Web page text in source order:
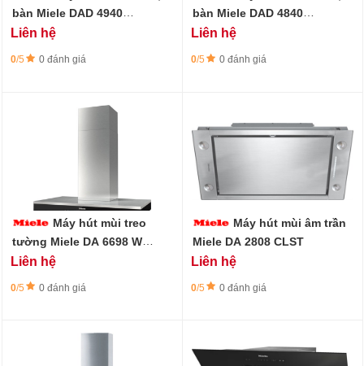
bàn Miele DAD 4940
Levantar Black
Liên hệ
0/5 0 đánh giá
bàn Miele DAD 4840
Levantar Black
Liên hệ
0/5 0 đánh giá
Máy hút mùi treo
tường Miele DA 6698 W
Puristic Edition 6000 CLST
Liên hệ
0/5 0 đánh giá
Máy hút mùi âm trần
Miele DA 2808 CLST
Liên hệ
0/5 0 đánh giá